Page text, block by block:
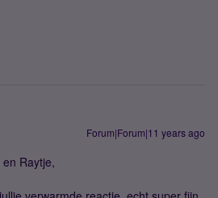
Forum|Forum|11 years ago
Raytje,